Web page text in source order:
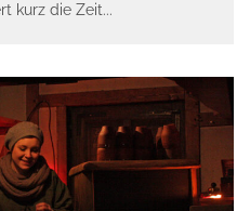
kurz die Zeit...